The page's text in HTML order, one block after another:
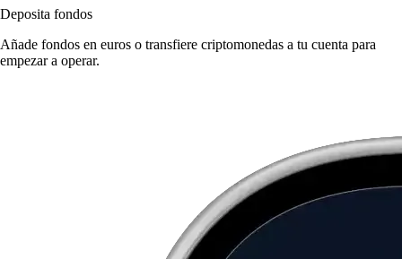
Deposita fondos
Añade fondos en euros o transfiere criptomonedas a tu cuenta para
empezar a operar.